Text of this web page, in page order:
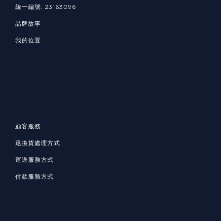
統一編號: 23163096
品牌故事
我的位置
顧客服務
退換貨處理方式
運送服務方式
付款服務方式